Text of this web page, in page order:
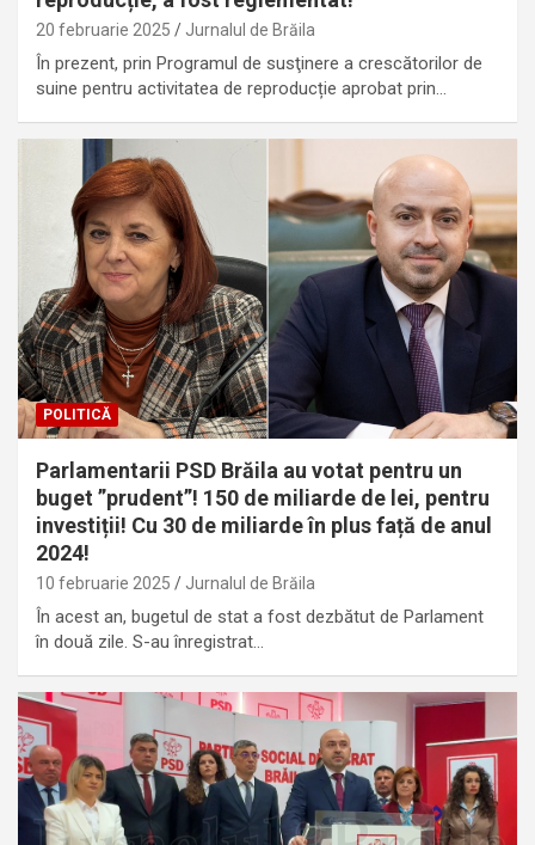
20 februarie 2025 Jurnalul de Brăila
În prezent, prin Programul de susţinere a crescătorilor de
suine pentru activitatea de reproducție aprobat prin…
POLITICĂ
Parlamentarii PSD Brăila au votat pentru un
buget ”prudent”! 150 de miliarde de lei, pentru
investiții! Cu 30 de miliarde în plus față de anul
2024!
10 februarie 2025 Jurnalul de Brăila
În acest an, bugetul de stat a fost dezbătut de Parlament
în două zile. S-au înregistrat…